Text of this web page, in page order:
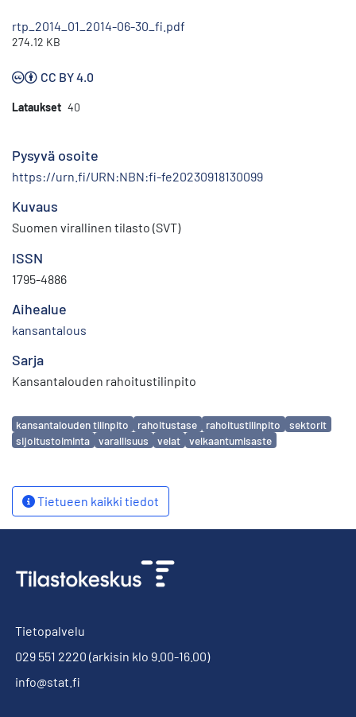
rtp_2014_01_2014-06-30_fi.pdf
274.12 KB
CC BY 4.0
Lataukset 40
Pysyvä osoite
https://urn.fi/URN:NBN:fi-fe20230918130099
Kuvaus
Suomen virallinen tilasto (SVT)
ISSN
1795-4886
Aihealue
kansantalous
Sarja
Kansantalouden rahoitustilinpito
Avainsanat
kansantalouden tilinpito rahoitustase rahoitustilinpito
sektorit
sijoitustoiminta
varallisuus velat velkaantumisaste
Tietueen kaikki tiedot
Tietopalvelu
029 551 2220 (arkisin klo 9.00-16.00)
info@stat.fi